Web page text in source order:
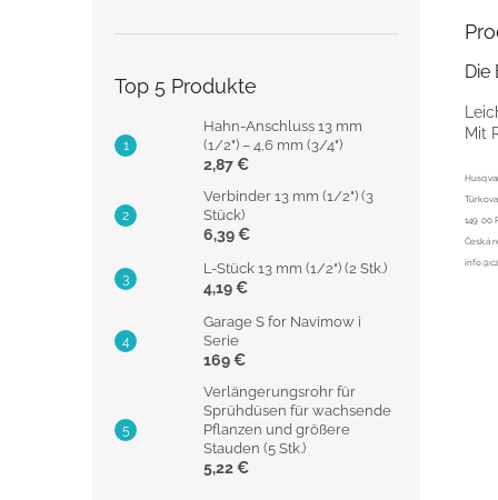
Top 5 Produkte
Hahn-Anschluss 13 mm
(1/2") – 4,6 mm (3/4")
2,87 €
Verbinder 13 mm (1/2") (3
Stück)
6,39 €
L-Stück 13 mm (1/2") (2 Stk.)
4,19 €
Garage S for Navimow i
Serie
169 €
Verlängerungsrohr für
Sprühdüsen für wachsende
Pflanzen und größere
Stauden (5 Stk.)
5,22 €
Die
Mit
149 00
Česká